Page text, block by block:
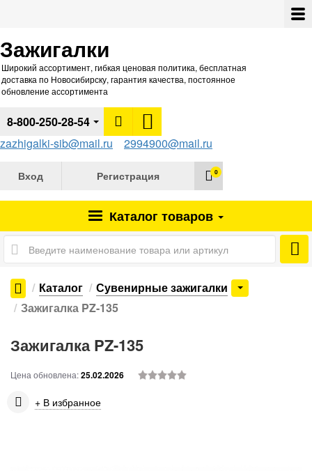
Зажигалки
Широкий ассортимент, гибкая ценовая политика, бесплатная
доставка по Новосибирску, гарантия качества, постоянное
обновление ассортимента
8-800-250-28-54
zazhigalki-sib@mail.ru
2994900@mail.ru
Вход Регистрация 0
Каталог товаров
Каталог
Сувенирные зажигалки
Зажигалка PZ-135
Зажигалка PZ-135
Цена обновлена:25.02.2026